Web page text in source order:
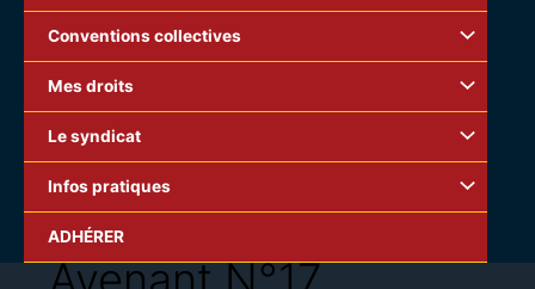
Conventions collectives
Mes droits
Le syndicat
Infos pratiques
ADHÉRER